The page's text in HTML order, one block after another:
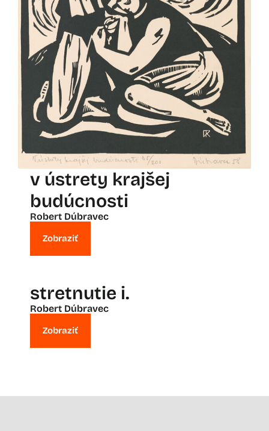
v ústrety krajšej
budúcnosti
Robert Dúbravec
Zobraziť
stretnutie i.
Robert Dúbravec
Zobraziť